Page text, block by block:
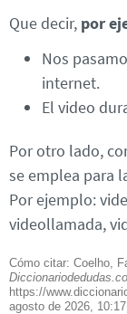
Que decir, por
Nos
internet.
El video
Por otro lado,
se emplea para
Por ejemplo:
videollamada,
Cómo citar: Coelho,
https://
agosto de 2026, 10:17